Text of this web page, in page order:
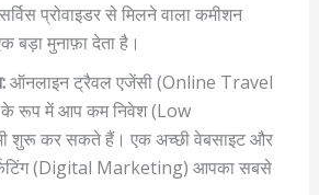
प्रोवाइडर से मिलने वाला कमीशन
मुनाफ़ा देता है।
ऑनलाइन ट्रैवल एजेंसी (Online Travel
रूप में आप कम निवेश (Low
शुरू कर सकते हैं। एक अच्छी वेबसाइट और
(Digital Marketing) आपका सबसे